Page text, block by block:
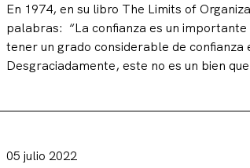
En 1974, en su libro The Limits of
palabras: “La confianza es un
tener un grado considerable de
Desgraciadamente, este no es un bien
05 julio 2022